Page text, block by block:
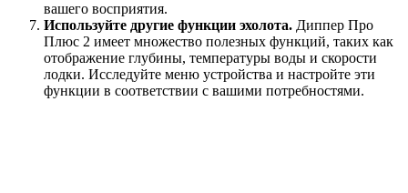
вашего восприятия.
Используйте другие функции эхолота. Диппер Про
Плюс 2 имеет множество полезных функций, таких как
отображение глубины, температуры воды и скорости
лодки. Исследуйте меню устройства и настройте эти
функции в соответствии с вашими потребностями.